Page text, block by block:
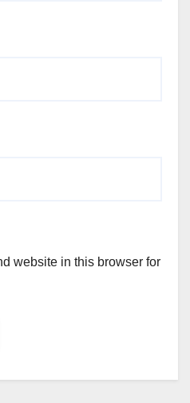
website in this browser for